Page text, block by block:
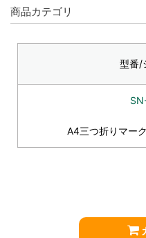
商品カテゴリ
型番/
A4三つ折りマー